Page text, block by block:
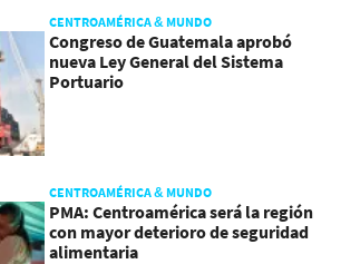
CENTROAMÉRICA & MUNDO
Congreso de Guatemala aprobó
nueva Ley General del Sistema
Portuario
CENTROAMÉRICA & MUNDO
PMA: Centroamérica será la región
con mayor deterioro de seguridad
alimentaria